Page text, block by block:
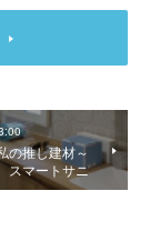
の推し建材～
マートサニ